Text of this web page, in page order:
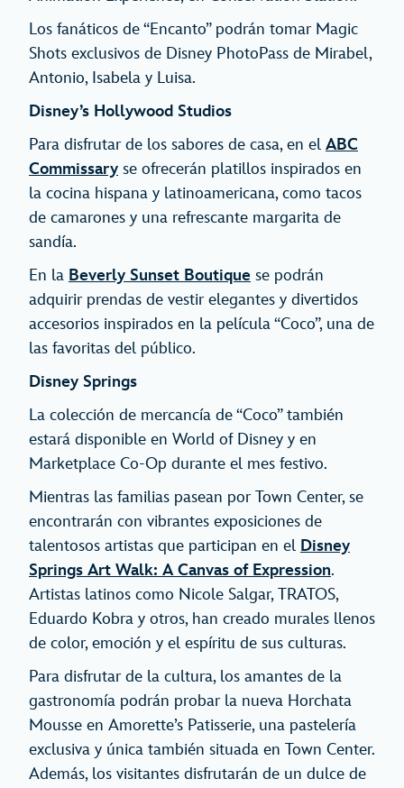
Los fanáticos de “Encanto” podrán tomar Magic
Shots exclusivos de Disney PhotoPass de Mirabel,
Antonio, Isabela y Luisa.
Disney’s Hollywood Studios
Para disfrutar de los sabores de casa, en el ABC
Commissary se ofrecerán platillos inspirados en
la cocina hispana y latinoamericana, como tacos
de camarones y una refrescante margarita de
sandía.
En la Beverly Sunset Boutique se podrán
adquirir prendas de vestir elegantes y divertidos
accesorios inspirados en la película “Coco”, una de
las favoritas del público.
Disney Springs
La colección de mercancía de “Coco” también
estará disponible en World of Disney y en
Marketplace Co-Op durante el mes festivo.
Mientras las familias pasean por Town Center, se
encontrarán con vibrantes exposiciones de
talentosos artistas que participan en el Disney
Springs Art Walk: A Canvas of Expression.
Artistas latinos como Nicole Salgar, TRATOS,
Eduardo Kobra y otros, han creado murales llenos
de color, emoción y el espíritu de sus culturas.
Para disfrutar de la cultura, los amantes de la
gastronomía podrán probar la nueva Horchata
Mousse en Amorette’s Patisserie, una pastelería
exclusiva y única también situada en Town Center.
Además, los visitantes disfrutarán de un dulce de